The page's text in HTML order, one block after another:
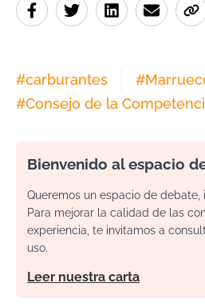
#carburantes #
#Consejo de la
Bienvenido al espacio
Queremos un espacio de
Para mejorar la calidad de las
experiencia, te invitamos a
uso.
Leer nuestra carta